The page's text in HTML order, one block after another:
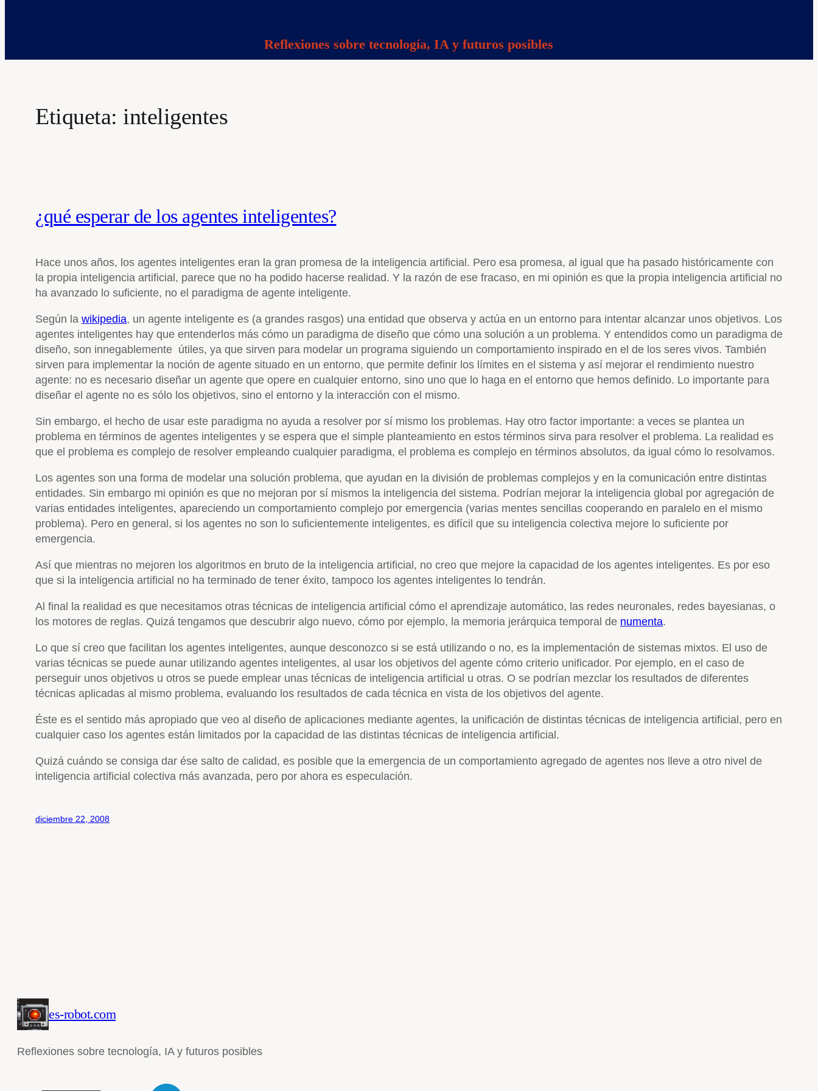
Reflexiones sobre tecnología, IA y futuros posibles
Etiqueta: inteligentes
¿qué esperar de los agentes inteligentes?
Hace unos años, los agentes inteligentes eran la gran promesa de la inteligencia artificial. Pero esa promesa, al igual que ha pasado históricamente con
la propia inteligencia artificial, parece que no ha podido hacerse realidad. Y la razón de ese fracaso, en mi opinión es que la propia inteligencia artificial no
ha avanzado lo suficiente, no el paradigma de agente inteligente.
Según la wikipedia, un agente inteligente es (a grandes rasgos) una entidad que observa y actúa en un entorno para intentar alcanzar unos objetivos. Los
agentes inteligentes hay que entenderlos más cómo un paradigma de diseño que cómo una solución a un problema. Y entendidos como un paradigma de
diseño, son innegablemente útiles, ya que sirven para modelar un programa siguiendo un comportamiento inspirado en el de los seres vivos. También
sirven para implementar la noción de agente situado en un entorno, que permite definir los límites en el sistema y así mejorar el rendimiento nuestro
agente: no es necesario diseñar un agente que opere en cualquier entorno, sino uno que lo haga en el entorno que hemos definido. Lo importante para
diseñar el agente no es sólo los objetivos, sino el entorno y la interacción con el mismo.
Sin embargo, el hecho de usar este paradigma no ayuda a resolver por sí mismo los problemas. Hay otro factor importante: a veces se plantea un
problema en términos de agentes inteligentes y se espera que el simple planteamiento en estos términos sirva para resolver el problema. La realidad es
que el problema es complejo de resolver empleando cualquier paradigma, el problema es complejo en términos absolutos, da igual cómo lo resolvamos.
Los agentes son una forma de modelar una solución problema, que ayudan en la división de problemas complejos y en la comunicación entre distintas
entidades. Sin embargo mi opinión es que no mejoran por sí mismos la inteligencia del sistema. Podrían mejorar la inteligencia global por agregación de
varias entidades inteligentes, apareciendo un comportamiento complejo por emergencia (varias mentes sencillas cooperando en paralelo en el mismo
problema). Pero en general, si los agentes no son lo suficientemente inteligentes, es difícil que su inteligencia colectiva mejore lo suficiente por
emergencia.
Así que mientras no mejoren los algoritmos en bruto de la inteligencia artificial, no creo que mejore la capacidad de los agentes inteligentes. Es por eso
que si la inteligencia artificial no ha terminado de tener éxito, tampoco los agentes inteligentes lo tendrán.
Al final la realidad es que necesitamos otras técnicas de inteligencia artificial cómo el aprendizaje automático, las redes neuronales, redes bayesianas, o
los motores de reglas. Quizá tengamos que descubrir algo nuevo, cómo por ejemplo, la memoria jerárquica temporal de numenta.
Lo que sí creo que facilitan los agentes inteligentes, aunque desconozco si se está utilizando o no, es la implementación de sistemas mixtos. El uso de
varias técnicas se puede aunar utilizando agentes inteligentes, al usar los objetivos del agente cómo criterio unificador. Por ejemplo, en el caso de
perseguir unos objetivos u otros se puede emplear unas técnicas de inteligencia artificial u otras. O se podrían mezclar los resultados de diferentes
técnicas aplicadas al mismo problema, evaluando los resultados de cada técnica en vista de los objetivos del agente.
Éste es el sentido más apropiado que veo al diseño de aplicaciones mediante agentes, la unificación de distintas técnicas de inteligencia artificial, pero en
cualquier caso los agentes están limitados por la capacidad de las distintas técnicas de inteligencia artificial.
Quizá cuándo se consiga dar ése salto de calidad, es posible que la emergencia de un comportamiento agregado de agentes nos lleve a otro nivel de
inteligencia artificial colectiva más avanzada, pero por ahora es especulación.
diciembre 22, 2008
es-robot.com
Reflexiones sobre tecnología, IA y futuros posibles